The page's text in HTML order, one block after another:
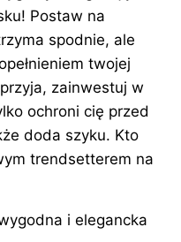
Postaw na
spodnie, ale
twojej
zainwestuj w
ochroni cię przed
doda szyku. Kto
trendsetterem na
i elegancka